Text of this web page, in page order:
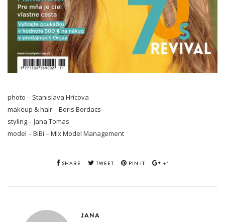
photo – Stanislava Hricova
makeup & hair – Boris Bordacs
styling – Jana Tomas
model – BiBi – Mix Model Management
SHARE TWEET PIN IT +1
JANA